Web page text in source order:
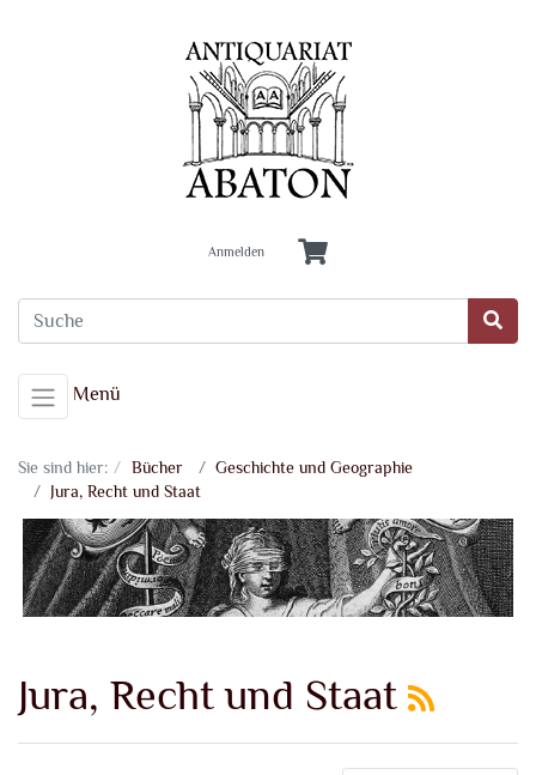
Anmelden
Menü
Sie sind hier: Bücher
Geschichte und Geographie
Jura, Recht und Staat
Jura, Recht und Staat